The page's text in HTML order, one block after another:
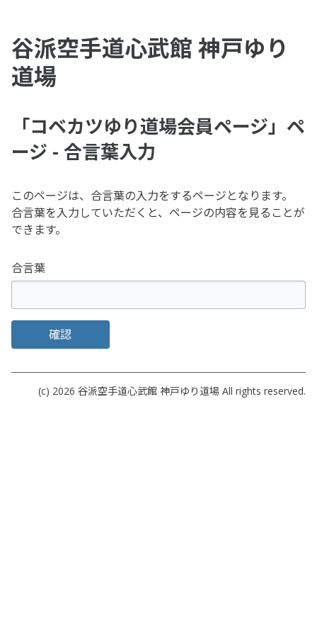
谷派空手道心武館 神戸ゆり
道場
「コベカツゆり道場会員ページ」ペ
ージ - 合言葉入力
このページは、合言葉の入力をするページとなります。
合言葉を入力していただくと、ページの内容を見ることが
できます。
合言葉
確認
(c) 2026 谷派空手道心武館 神戸ゆり道場 All rights reserved.